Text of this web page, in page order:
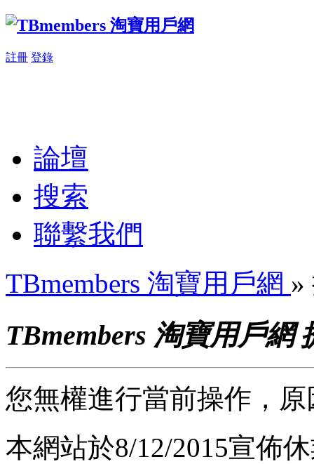
註冊 登錄
論壇
搜索
聯繫我們
TBmembers 淘寶用戶網 »
TBmembers 淘寶用戶網
您無權進行當前操作，
本網站於8/12/2015宣佈